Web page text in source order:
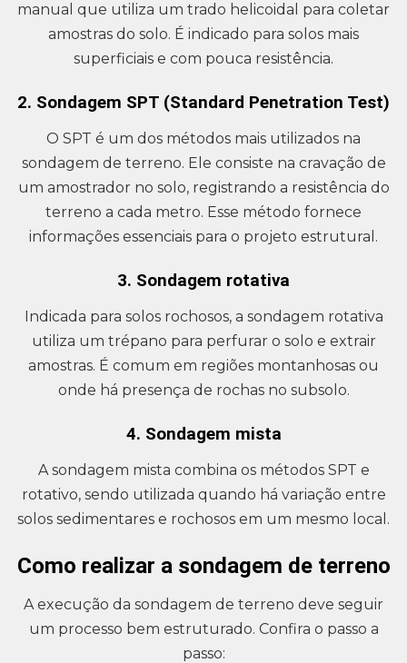
manual que utiliza um trado helicoidal para coletar
amostras do solo. É indicado para solos mais
superficiais e com pouca resistência.
2. Sondagem SPT (Standard Penetration Test)
O SPT é um dos métodos mais utilizados na
sondagem de terreno. Ele consiste na cravação de
um amostrador no solo, registrando a resistência do
terreno a cada metro. Esse método fornece
informações essenciais para o projeto estrutural.
3. Sondagem rotativa
Indicada para solos rochosos, a sondagem rotativa
utiliza um trépano para perfurar o solo e extrair
amostras. É comum em regiões montanhosas ou
onde há presença de rochas no subsolo.
4. Sondagem mista
A sondagem mista combina os métodos SPT e
rotativo, sendo utilizada quando há variação entre
solos sedimentares e rochosos em um mesmo local.
Como realizar a sondagem de terreno
A execução da sondagem de terreno deve seguir
um processo bem estruturado. Confira o passo a
passo: